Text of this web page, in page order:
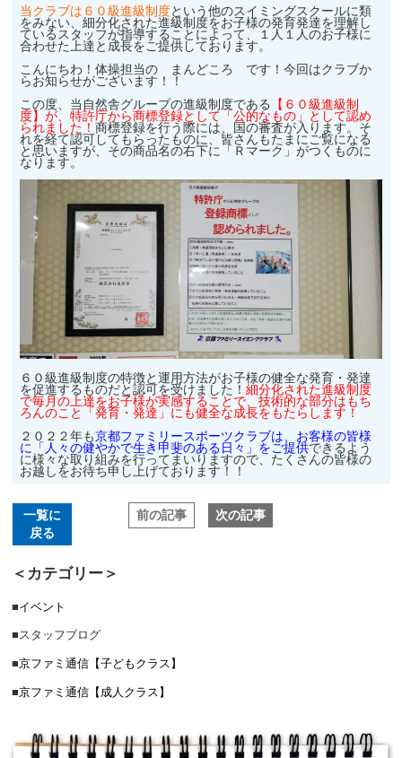
当クラブは６０級進級制度という他のスイミングスクールに類
をみない、細分化された進級制度をお子様の発育発達を理解し
ているスタッフが指導することによって、１人１人のお子様に
合わせた上達と成長をご提供しております。
こんにちわ！体操担当の まんどころ です！今回はクラブか
らお知らせがございます！！
この度、当自然舎グループの進級制度である 【６０級進級制
度】が、特許庁から商標登録として「公的なもの」として認め
られました！商標登録を行う際には、国の審査が入ります。そ
れを経て認可してもらったものに、皆さんもたまにご覧になる
と思いますが、その商品名の右下に「Ｒマーク」がつくものに
なります。
６０級進級制度の特徴と運用方法がお子様の健全な発育・発達
を促進するものだと認可を受けました！ 細分化された進級制度
で毎月の上達をお子様が実感することで、技術的な部分はもち
ろんのこと「発育・発達」にも健全な成長をもたらします！
２０２２年も京都ファミリースポーツクラブは、お客様の皆様
に「人々の健やかで生き甲斐のある日々」をご提供できるよう
に様々な取り組みを行ってまいりますので、たくさんの皆様の
お越しをお待ち申し上げております！！
一覧に
戻る
前の記事 次の記事
＜カテゴリー＞
■イベント
■スタッフブログ
■京ファミ通信【子どもクラス】
■京ファミ通信【成人クラス】